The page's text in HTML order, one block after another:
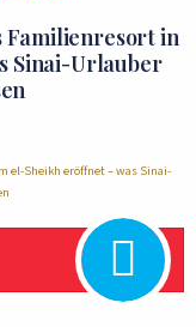
Familienresort in
Sinai-Urlauber